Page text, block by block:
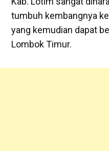
tumbuh kembangnya
yang kemudian dapat
Lombok Timur.